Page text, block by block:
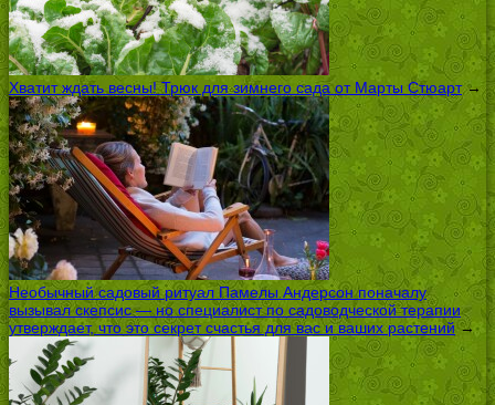
Хватит ждать весны! Трюк для зимнего сада от Марты Стюарт→
Необычный садовый ритуал Памелы Андерсон поначалу
вызывал скепсис — но специалист по садоводческой терапии
утверждает, что это секрет счастья для вас и ваших растений→